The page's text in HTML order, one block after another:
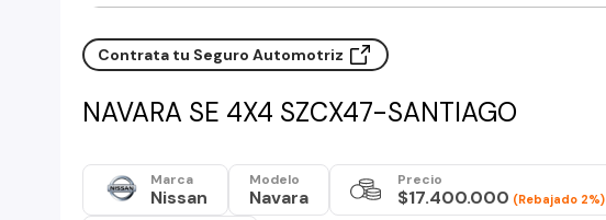
Contrata tu Seguro Automotriz
NAVARA SE 4X4 SZCX47-SANTIAGO
Marca
Nissan
Modelo
Navara
Precio
$17.400.000 (Rebajado 2%)